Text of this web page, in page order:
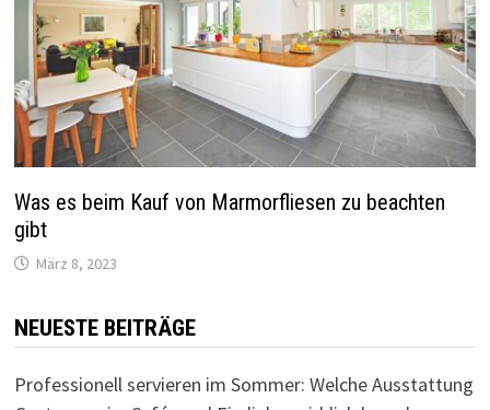
Was es beim Kauf von Marmorfliesen zu beachten
gibt
März 8, 2023
NEUESTE BEITRÄGE
Professionell servieren im Sommer: Welche Ausstattung